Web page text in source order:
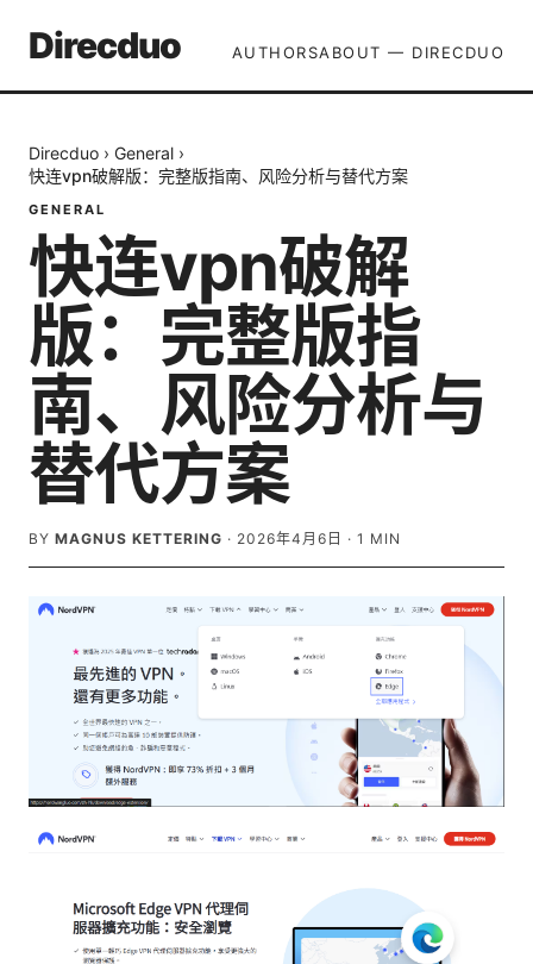
Direcduo AUTHORSABOUT — DIRECDUO
Direcduo › General ›
快连vpn破解版：完整版指南、风险分析与替代方案
GENERAL
快连vpn破解
版：完整版指
南、风险分析与
替代方案
BY MAGNUS KETTERING · 2026年4月6日 · 1 MIN